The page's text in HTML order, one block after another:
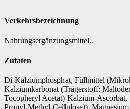
Verkehrsbezeichnung
Nahrungsergänzungsmittel..
Zutaten
Di-Kalziumphosphat, Füllmittel
Kalziumkarbonat (Trägerstoff:
Tocopheryl Acetat) Kalzium-